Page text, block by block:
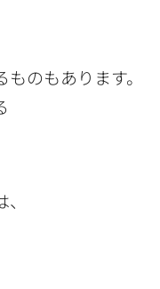
のもあります。